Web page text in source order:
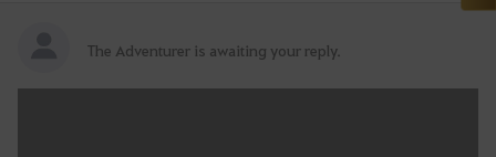
v
The Adventurer is awaiting your reply.